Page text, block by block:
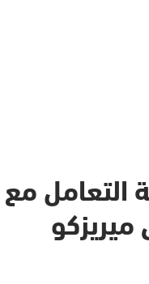
التعامل مع